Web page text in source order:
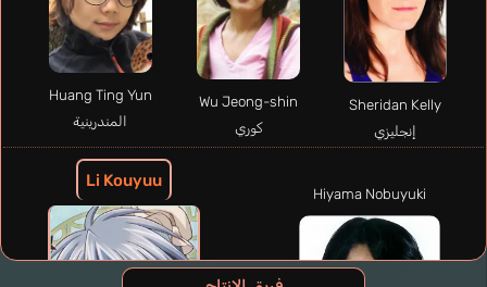
Sheridan Kelly
إنجليزي
Wu Jeong-shin
كوري
Huang Ting Yun
المندرينية
Li Kouyuu
Hiyama Nobuyuki